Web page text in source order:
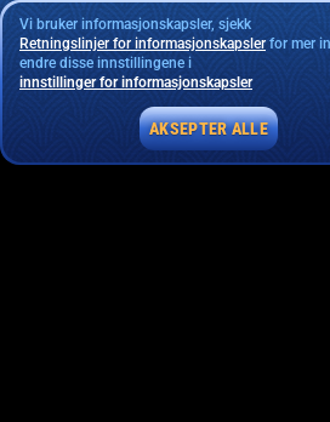
Vi bruker informasjonskapsler, sjekk
Retningslinjer for informasjonskapslerfor mer
endre disse innstillingene i
innstillinger for informasjonskapsler
AKSEPTER ALLE